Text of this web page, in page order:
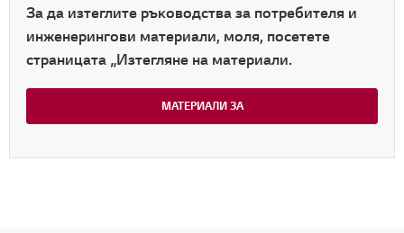
За да изтеглите ръководства за потребителя и
инженерингови материали, моля, посетете
страницата „Изтегляне на материали.
МАТЕРИАЛИ ЗА